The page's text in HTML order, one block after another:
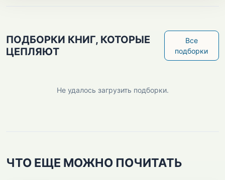
ПОДБОРКИ КНИГ, КОТОРЫЕ
ЦЕПЛЯЮТ
Все
подборки
Не удалось загрузить подборки.
ЧТО ЕЩЕ МОЖНО ПОЧИТАТЬ